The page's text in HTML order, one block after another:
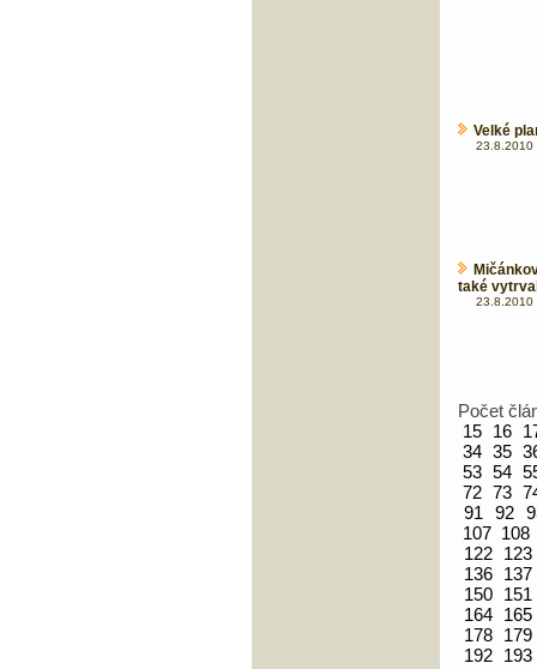
Velké
23.8.2010
také
23.8.2010
Počet
15 16
34 35
53 54
72 73
91
92
107 108
122
123
136
137
150
151
164
165
178
179
192
193